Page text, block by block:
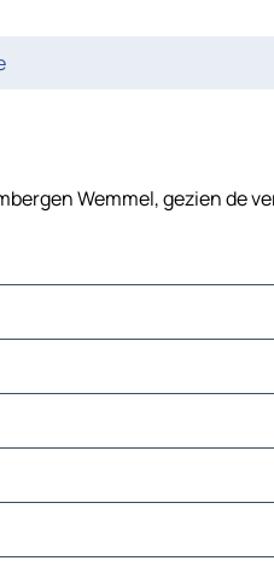
Wemmel, gezien de